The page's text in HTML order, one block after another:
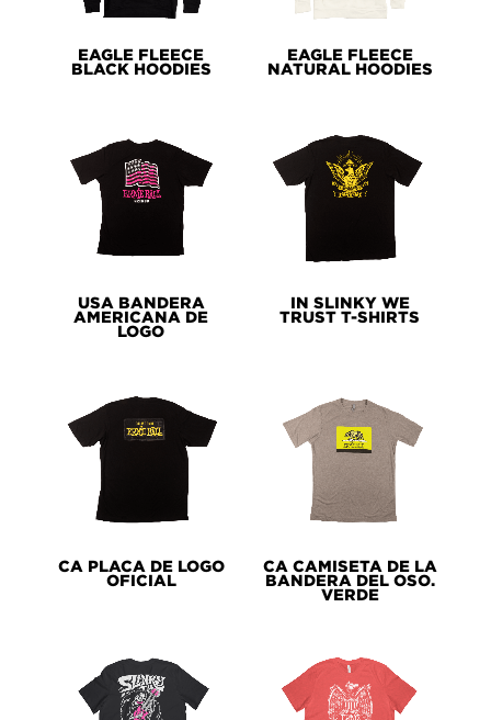
EAGLE FLEECE
BLACK HOODIES
EAGLE FLEECE
NATURAL HOODIES
USA BANDERA
AMERICANA DE
LOGO
IN SLINKY WE
TRUST T-SHIRTS
CA PLACA DE LOGO
OFICIAL
CA CAMISETA DE LA
BANDERA DEL OSO.
VERDE